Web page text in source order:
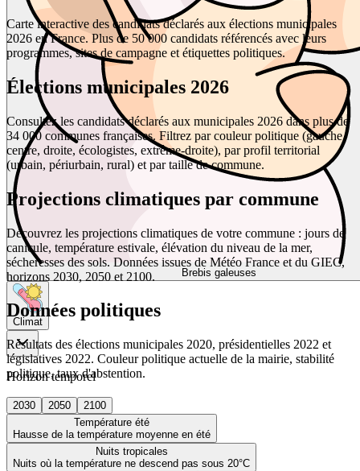
Brebis galeuses
Climat
Horizon temporel
2030 2050
2100
Température été
Hausse de la température moyenne en été
Nuits tropicales
Nuits où la température ne descend pas sous 20°C
Carte interactive des candidats déclarés aux élections municipales
2026 en France. Plus de 50 000 candidats référencés avec leurs
programmes, sites de campagne et étiquettes politiques.
Élections municipales 2026
Consultez les candidats déclarés aux municipales 2026 dans plus de
34 000 communes françaises. Filtrez par couleur politique (gauche,
centre, droite, écologistes, extrême-droite), par profil territorial
(urbain, périurbain, rural) et par taille de commune.
Projections climatiques par commune
Découvrez les projections climatiques de votre commune : jours de
canicule, température estivale, élévation du niveau de la mer,
sécheresses des sols. Données issues de Météo France et du GIEC,
horizons 2030, 2050 et 2100.
Données politiques
Résultats des élections municipales 2020, présidentielles 2022 et
législatives 2022. Couleur politique actuelle de la mairie, stabilité
politique, taux d'abstention.